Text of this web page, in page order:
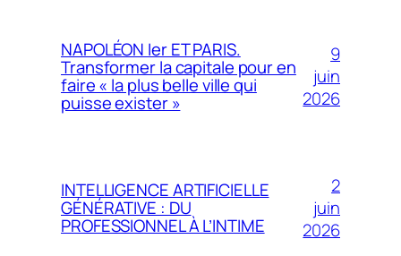
NAPOLÉON Ier ET PARIS.
Transformer la capitale pour en
faire « la plus belle ville qui
puisse exister »
9
juin
2026
INTELLIGENCE ARTIFICIELLE
GÉNÉRATIVE : DU
PROFESSIONNEL À L’INTIME
2
juin
2026